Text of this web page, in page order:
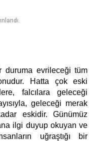
duruma evrileceği tüm
Hatta çok eski
falcılara geleceği
geleceği merak
eskidir. Günümüz
ilgi duyup okuyan ve
uğraştığı bir